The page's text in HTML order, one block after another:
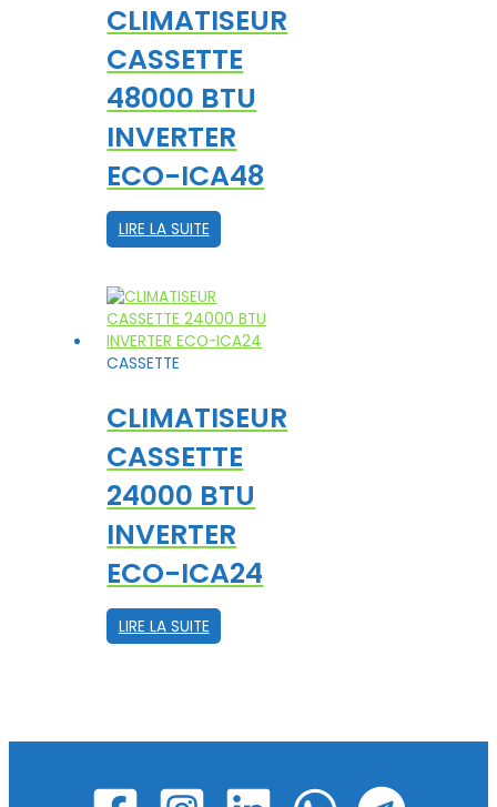
CLIMATISEUR
CASSETTE
48000 BTU
INVERTER
ECO-ICA48
LIRE LA SUITE
CASSETTE
CLIMATISEUR
CASSETTE
24000 BTU
INVERTER
ECO-ICA24
LIRE LA SUITE